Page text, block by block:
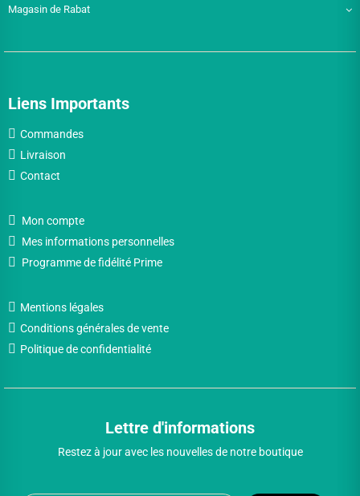
Magasin de Rabat
Liens Importants
Commandes
Livraison
Contact
Mon compte
Mes informations personnelles
Programme de fidélité Prime
Mentions légales
Conditions générales de vente
Politique de confidentialité
Lettre d'informations
Restez à jour avec les nouvelles de notre boutique